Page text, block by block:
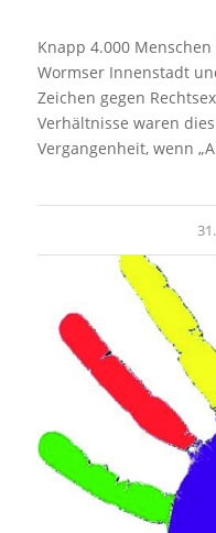
Knapp 4.000
Wormser Innenstadt
Zeichen gegen
Verhältnisse waren
Vergangenheit, wenn